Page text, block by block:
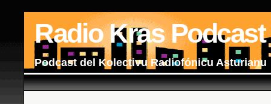
Radio Kras Podcast
Podcast del Kolectivu Radiofónicu Asturianu